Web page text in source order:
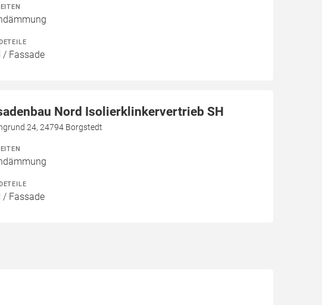
/ Fassade
Nord Isolierklinkervertrieb SH
24, 24794 Borgstedt
/ Fassade